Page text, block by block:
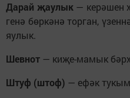
Дарай җаулык— керәшен
генә бөркәнә торган,
яулык.
Шевнот — киҗе-мамык
Штуф (штоф) — ефәк